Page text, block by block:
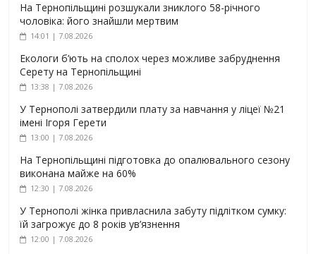
На Тернопільщині розшукали зниклого 58-річного
чоловіка: його знайшли мертвим
14:01 | 7.08.2026
Екологи б’ють на сполох через можливе забруднення
Серету на Тернопільщині
13:38 | 7.08.2026
У Тернополі затвердили плату за навчання у ліцеї №21
імені Ігоря Герети
13:00 | 7.08.2026
На Тернопільщині підготовка до опалювального сезону
виконана майже на 60%
12:30 | 7.08.2026
У Тернополі жінка привласнила забуту підлітком сумку:
їй загрожує до 8 років ув’язнення
12:00 | 7.08.2026